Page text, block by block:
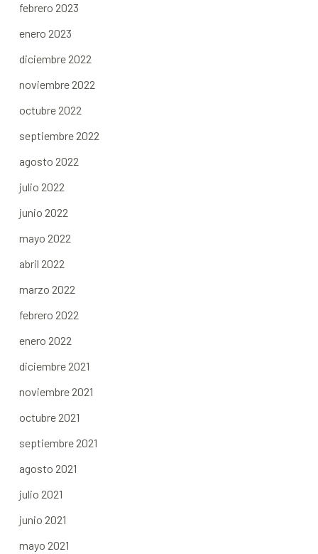
febrero 2023
enero 2023
diciembre 2022
noviembre 2022
octubre 2022
septiembre 2022
agosto 2022
julio 2022
junio 2022
mayo 2022
abril 2022
marzo 2022
febrero 2022
enero 2022
diciembre 2021
noviembre 2021
octubre 2021
septiembre 2021
agosto 2021
julio 2021
junio 2021
mayo 2021